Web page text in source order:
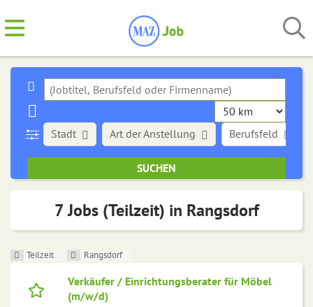
Stadt Art der Anstellung Berufsfeld
7 Jobs (Teilzeit) in Rangsdorf
Teilzeit Rangsdorf
Verkäufer / Einrichtungsberater für Möbel
(m/w/d)